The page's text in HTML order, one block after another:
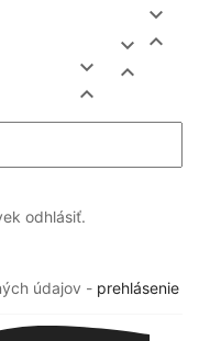






odhlásiť.
údajov - prehlásenie